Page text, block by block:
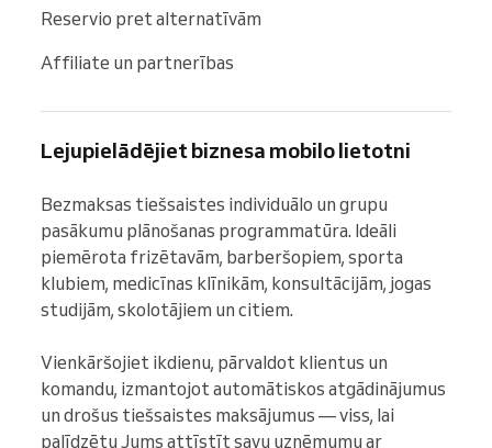
Reservio pret alternatīvām
Affiliate un partnerības
Lejupielādējiet biznesa mobilo lietotni
Bezmaksas tiešsaistes individuālo un grupu
pasākumu plānošanas programmatūra. Ideāli
piemērota frizētavām, barberšopiem, sporta
klubiem, medicīnas klīnikām, konsultācijām, jogas
studijām, skolotājiem un citiem.
Vienkāršojiet ikdienu, pārvaldot klientus un
komandu, izmantojot automātiskos atgādinājumus
un drošus tiešsaistes maksājumus — viss, lai
palīdzētu Jums attīstīt savu uzņēmumu ar